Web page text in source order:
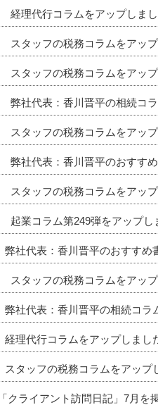
経理代行コラムをアップしまし
スタッフの税務コラムをアップ
スタッフの税務コラムをアップ
弊社代表：香川晋平の相続コラ
スタッフの税務コラムをアップ
弊社代表：香川晋平のおすすめ
スタッフの税務コラムをアップ
起業コラム第249弾をアップし
社代表：香川晋平のおすすめ
スタッフの税務コラムをアップ
社代表：香川晋平の相続コラ
理代行コラムをアップしまし
タッフの税務コラムをアップ
クライアント訪問日記」7月を